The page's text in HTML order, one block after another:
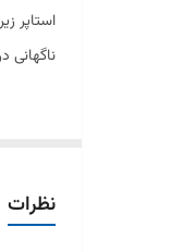
استاپر
ناگهانی
✔️
نظرات